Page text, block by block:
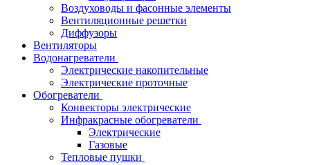
Воздуховоды и фасонные элементы
Вентиляционные решетки
Диффузоры
Вентиляторы
Водонагреватели
Электрические накопительные
Электрические проточные
Обогреватели
Конвекторы электрические
Инфракрасные обогреватели
Электрические
Газовые
Тепловые пушки